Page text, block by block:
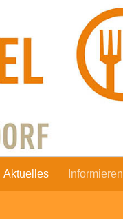
Aktuelles Informieren